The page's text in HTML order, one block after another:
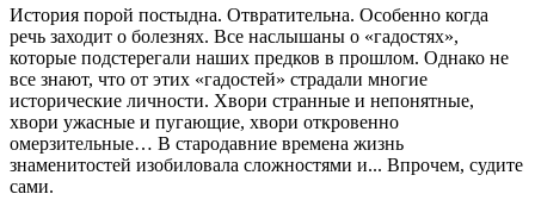
История порой постыдна. Отвратительна. Особенно когда
речь заходит о болезнях. Все наслышаны о «гадостях»,
которые подстерегали наших предков в прошлом. Однако не
все знают, что от этих «гадостей» страдали многие
исторические личности. Хвори странные и непонятные,
хвори ужасные и пугающие, хвори откровенно
омерзительные… В стародавние времена жизнь
знаменитостей изобиловала сложностями и... Впрочем, судите
сами.